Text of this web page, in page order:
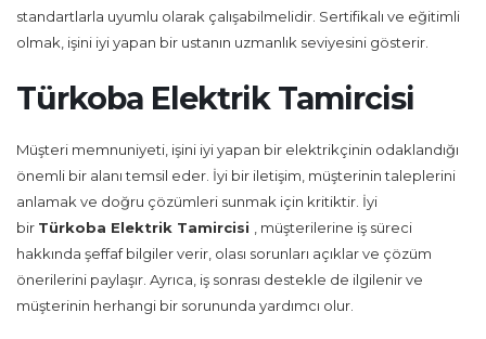
standartlarla uyumlu olarak çalışabilmelidir. Sertifikalı ve eğitimli
olmak, işini iyi yapan bir ustanın uzmanlık seviyesini gösterir.
Türkoba Elektrik Tamircisi
Müşteri memnuniyeti, işini iyi yapan bir elektrikçinin odaklandığı
önemli bir alanı temsil eder. İyi bir iletişim, müşterinin taleplerini
anlamak ve doğru çözümleri sunmak için kritiktir. İyi
bir Türkoba Elektrik Tamircisi
, müşterilerine iş süreci
hakkında şeffaf bilgiler verir, olası sorunları açıklar ve çözüm
önerilerini paylaşır. Ayrıca, iş sonrası destekle de ilgilenir ve
müşterinin herhangi bir sorununda yardımcı olur.